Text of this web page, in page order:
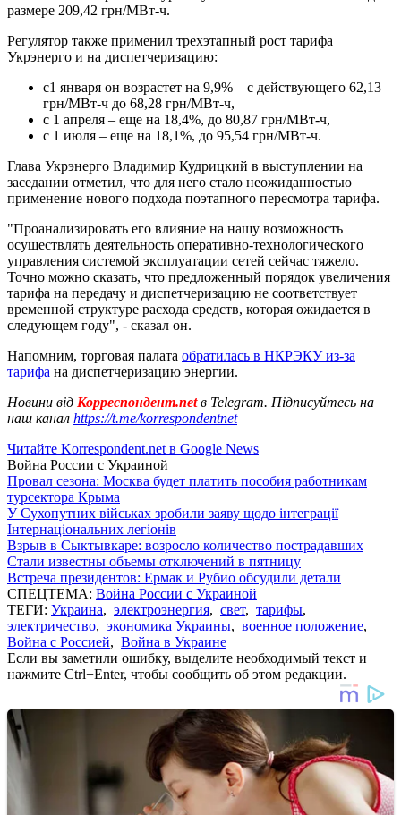
размере 209,42 грн/МВт-ч.
Регулятор также применил трехэтапный рост тарифа
Укрэнерго и на диспетчеризацию:
с1 января он возрастет на 9,9% – с действующего 62,13
грн/МВт-ч до 68,28 грн/МВт-ч,
с 1 апреля – еще на 18,4%, до 80,87 грн/МВт-ч,
с 1 июля – еще на 18,1%, до 95,54 грн/МВт-ч.
Глава Укрэнерго Владимир Кудрицкий в выступлении на
заседании отметил, что для него стало неожиданностью
применение нового подхода поэтапного пересмотра тарифа.
"Проанализировать его влияние на нашу возможность
осуществлять деятельность оперативно-технологического
управления системой эксплуатации сетей сейчас тяжело.
Точно можно сказать, что предложенный порядок увеличения
тарифа на передачу и диспетчеризацию не соответствует
временной структуре расхода средств, которая ожидается в
следующем году", - сказал он.
Напомним, торговая палата обратилась в НКРЭКУ из-за
тарифа на диспетчеризацию энергии.
Новини від Корреспондент.netв Telegram. Підписуйтесь на
наш канал https://t.me/korrespondentnet
Читайте Korrespondent.net в Google News
Война России с Украиной
Провал сезона: Москва будет платить пособия работникам
турсектора Крыма
У Сухопутних військах зробили заяву щодо інтеграції
Інтернаціональних легіонів
Взрыв в Сыктывкаре: возросло количество пострадавших
Стали известны объемы отключений в пятницу
Встреча президентов: Ермак и Рубио обсудили детали
СПЕЦТЕМА: Война России с Украиной
ТЕГИ: Украина, электроэнергия, свет, тарифы,
электричество, экономика Украины, военное положение,
Война с Россией, Война в Украине
Если вы заметили ошибку, выделите необходимый текст и
нажмите Ctrl+Enter, чтобы сообщить об этом редакции.